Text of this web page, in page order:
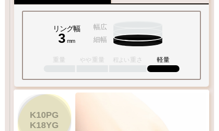
リング幅
3 mm
幅広
細幅
重量 やや 重量 程よい 重さ 軽量
1- 18
K10PG
K18YG